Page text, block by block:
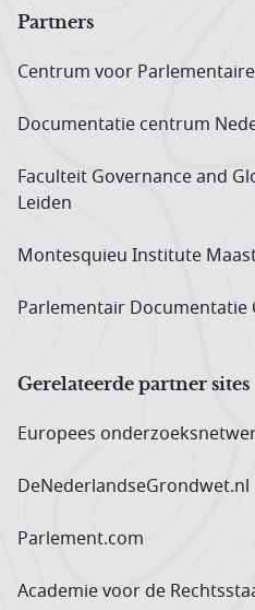
Partners
Centrum voor
Documentatie centrum
Faculteit Governance and
Leiden
Montesquieu Institute
Parlementair Documentatie
Gerelateerde partner sites
Europees
DeNederlandseGrondwet.nl
Parlement.com
Academie voor de